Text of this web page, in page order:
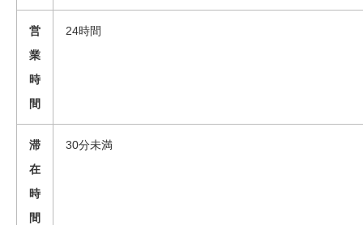
営
業
時
間
24時間
滞
在
時
間
30分未満